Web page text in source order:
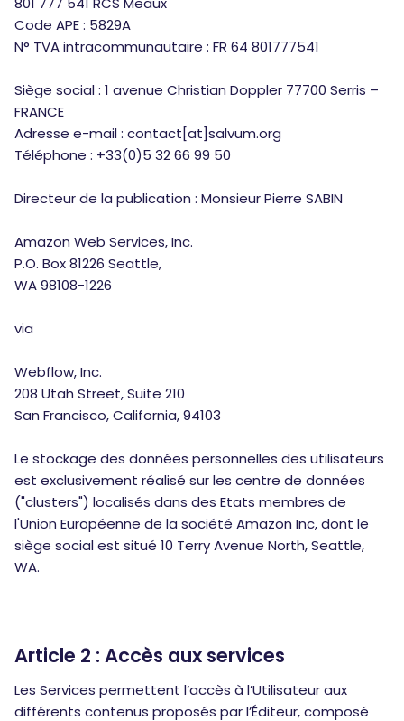
Code APE : 5829A
N° TVA intracommunautaire : FR 64 801777541
Siège social : 1 avenue Christian Doppler 77700 Serris –
FRANCE
Adresse e-mail : contact[at]salvum.org
Téléphone : +33(0)5 32 66 99 50
Directeur de la publication : Monsieur Pierre SABIN
Amazon Web Services, Inc.
P.O. Box 81226 Seattle,
WA 98108-1226
via
Webflow, Inc.
208 Utah Street, Suite 210
San Francisco, California, 94103
Le stockage des données personnelles des utilisateurs
est exclusivement réalisé sur les centre de données
("clusters") localisés dans des Etats membres de
l'Union Européenne de la société Amazon Inc, dont le
siège social est situé 10 Terry Avenue North, Seattle,
WA.
Article 2 : Accès aux services
Les Services permettent l’accès à l’Utilisateur aux
différents contenus proposés par l’Éditeur, composé